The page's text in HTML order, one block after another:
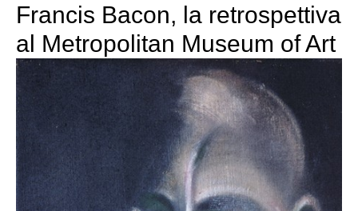
Francis Bacon, la retrospettiva
al Metropolitan Museum of Art